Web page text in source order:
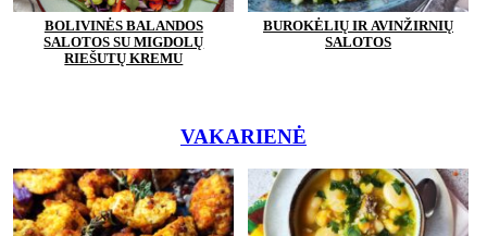
BOLIVINĖS BALANDOS
SALOTOS SU MIGDOLŲ
RIEŠUTŲ KREMU
BUROKĖLIŲ IR AVINŽIRNIŲ
SALOTOS
VAKARIENĖ